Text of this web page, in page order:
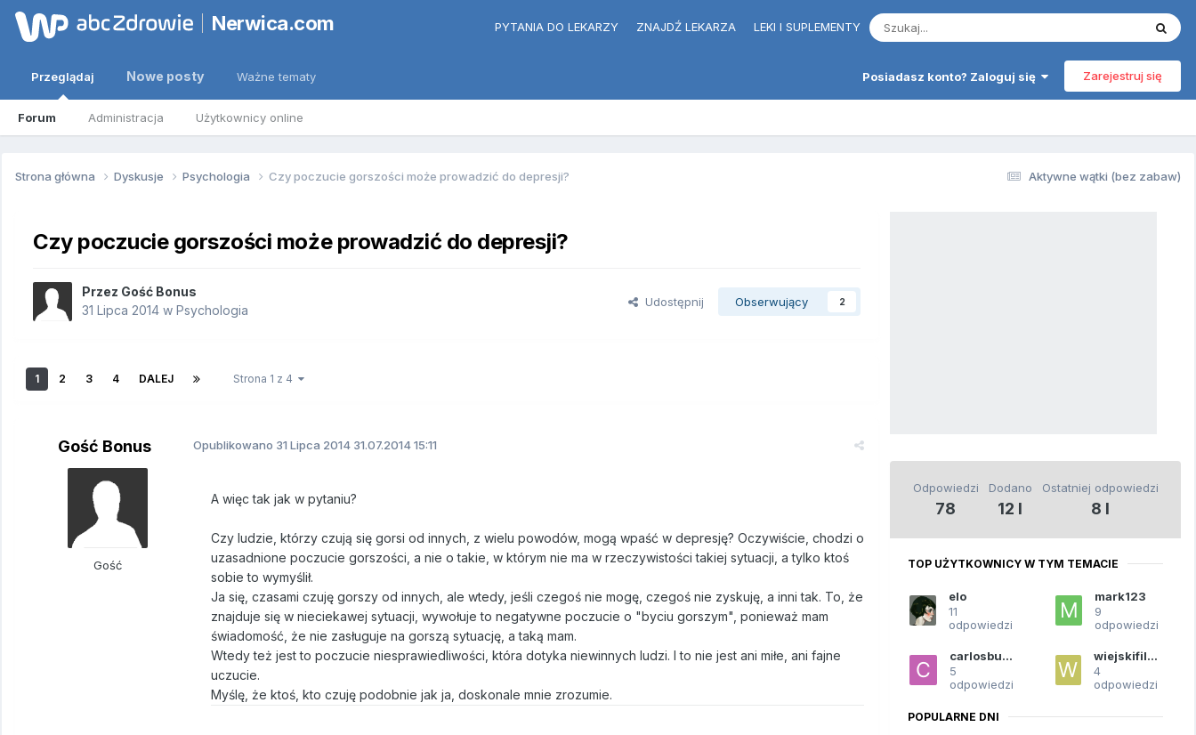
Nerwica.com PYTANIA DO LEKARZY ZNAJDŹ LEKARZA LEKI I SUPLEMENTY
Posiadasz konto? Zaloguj się Zarejestruj się
Przeglądaj
Forum Administracja Użytkownicy online
Nowe posty Ważne tematy
Aktywne wątki (bez zabaw)
Strona główna Dyskusje Psychologia Czy poczucie gorszości może prowadzić do depresji?
Czy poczucie gorszości może prowadzić do depresji?
Przez Gość Bonus
31 Lipca 2014 w Psychologia
Udostępnij Obserwujący 2
1 2 3 4 DALEJ Strona 1 z 4
Gość Bonus
Gość
Opublikowano 31 Lipca 2014 31.07.2014 15:11
A więc tak jak w pytaniu?
Czy ludzie, którzy czują się gorsi od innych, z wielu powodów, mogą wpaść w depresję? Oczywiście, chodzi o
uzasadnione poczucie gorszości, a nie o takie, w którym nie ma w rzeczywistości takiej sytuacji, a tylko ktoś
sobie to wymyślił.
Ja się, czasami czuję gorszy od innych, ale wtedy, jeśli czegoś nie mogę, czegoś nie zyskuję, a inni tak. To, że
znajduje się w nieciekawej sytuacji, wywołuje to negatywne poczucie o "byciu gorszym", ponieważ mam
świadomość, że nie zasługuje na gorszą sytuację, a taką mam.
Wtedy też jest to poczucie niesprawiedliwości, która dotyka niewinnych ludzi. I to nie jest ani miłe, ani fajne
uczucie.
Myślę, że ktoś, kto czuję podobnie jak ja, doskonale mnie zrozumie.
Odpowiedzi
78
Dodano
12 l
Ostatniej odpowiedzi
8 l
TOP UŻYTKOWNICY W TYM TEMACIE
elo
11
odpowiedzi
mark123
9
odpowiedzi
carlosbueno
5
odpowiedzi
wiejskifilozof
4
odpowiedzi
POPULARNE DNI